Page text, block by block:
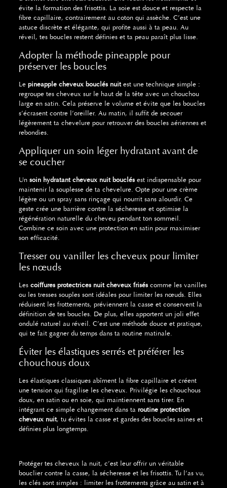
évite la formation des frisottis. La soie est douce et respecte la
fibre capillaire, contrairement au coton qui assèche. C’est une
astuce discrète et élégante, qui profite aussi à ta peau. Au
réveil, tes boucles restent définies et ta peau paraît plus lisse.
Adopter la méthode pineapple pour
préserver les boucles
Le pineapple cheveux bouclés nuitest une technique simple :
regroupe tes cheveux sur le haut de la tête avec un chouchou
large en satin. Cela préserve le volume et évite que les boucles
s’écrasent contre l’oreiller. Au matin, il suffit de secouer
légèrement ta chevelure pour retrouver des boucles aériennes et
rebondies.
Appliquer un soin léger hydratant avant de
se coucher
Un soin hydratant cheveux nuit bouclésest indispensable pour
maintenir la souplesse de ta chevelure. Opte pour une crème
légère ou un spray sans rinçage qui nourrit sans alourdir. Ce
geste crée une barrière contre la sécheresse et optimise la
régénération naturelle du cheveu pendant ton sommeil.
Combine ce soin avec une protection en satin pour maximiser
son efficacité.
Tresser ou vaniller les cheveux pour limiter
les nœuds
Les coiffures protectrices nuit cheveux friséscomme les vanilles
ou les tresses souples sont idéales pour limiter les nœuds. Elles
réduisent les frottements, préviennent la casse et conservent la
définition de tes boucles. De plus, elles apportent un joli effet
ondulé naturel au réveil. C’est une méthode douce et pratique,
qui te fait gagner du temps dans ta routine matinale.
Éviter les élastiques serrés et préférer les
chouchous doux
Les élastiques classiques abîment la fibre capillaire et créent
une tension qui fragilise les cheveux. Privilégie les chouchous
doux, en satin ou en soie, qui maintiennent sans tirer. En
intégrant ce simple changement dans ta routine protection
cheveux nuit, tu évites la casse et gardes des boucles saines et
définies plus longtemps.
Protéger tes cheveux la nuit, c’est leur offrir un véritable
bouclier contre la casse, la sécheresse et les frisottis. Tu l’as vu,
les clés sont simples : limiter les frottements grâce au satin et à